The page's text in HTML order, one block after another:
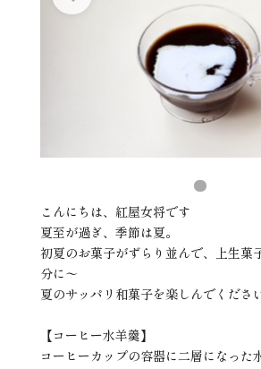
こんにちは、紅屋女将です
夏至が過ぎ、季節は夏。
初夏のお菓子がずらり並んで、上生菓
分に〜
夏のサッパリ和菓子を楽しんでくださ
【コーヒー水羊羹】
コーヒーカップの容器に二層になった